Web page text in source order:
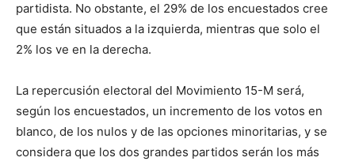
partidista. No obstante, el 29% de los encuestados cree
que están situados a la izquierda, mientras que solo el
2% los ve en la derecha.
La repercusión electoral del Movimiento 15-M será,
según los encuestados, un incremento de los votos en
blanco, de los nulos y de las opciones minoritarias, y se
considera que los dos grandes partidos serán los más